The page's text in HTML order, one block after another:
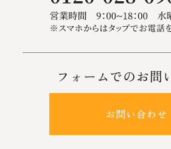
フォームでのお問
お問い合わせ